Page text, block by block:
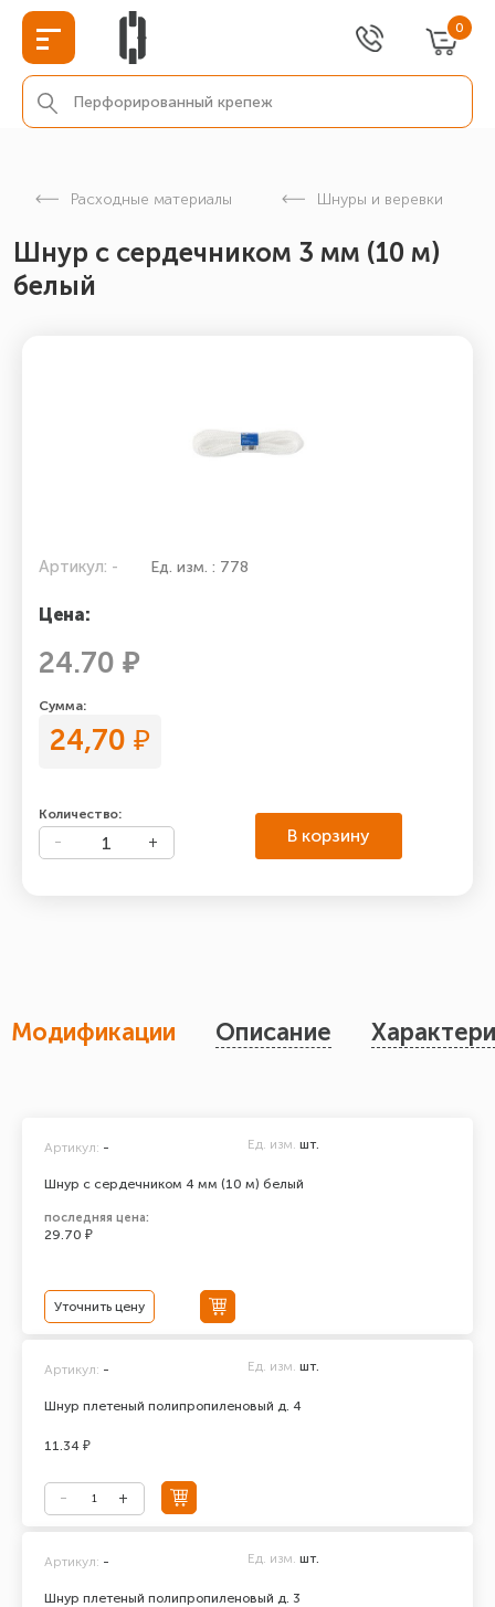
0
Расходные материалы Шнуры и веревки
Шнур с сердечником 3 мм (10 м)
белый
Артикул: - Ед. изм. : 778
Цена:
24.70 ₽
Сумма:
24,70 ₽
Количество:
В корзину
Модификации Описание
Шнур с сердечником 4 мм (10 м) белый
Артикул: - Ед. изм. шт.
последняя цена:
29.70 ₽
Уточнить цену
Шнур плетеный полипропиленовый д. 4
Артикул: - Ед. изм. шт.
11.34 ₽
Шнур плетеный полипропиленовый д. 3
Артикул: - Ед. изм. шт.